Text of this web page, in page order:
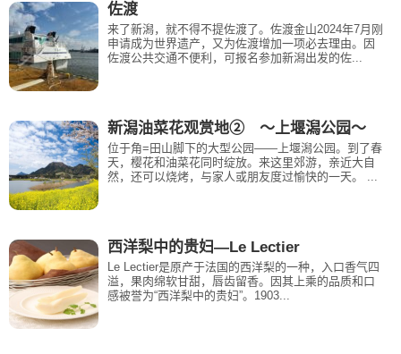
佐渡
来了新潟，就不得不提佐渡了。佐渡金山2024年7月刚
申请成为世界遗产，又为佐渡增加一项必去理由。因
佐渡公共交通不便利，可报名参加新潟出发的佐...
新潟油菜花观赏地② ～上堰潟公园～
位于角=田山脚下的大型公园——上堰潟公园。到了春
天，樱花和油菜花同时绽放。来这里郊游，亲近大自
然，还可以烧烤，与家人或朋友度过愉快的一天。 ...
西洋梨中的贵妇—Le Lectier
Le Lectier是原产于法国的西洋梨的一种，入口香气四
溢，果肉绵软甘甜，唇齿留香。因其上乘的品质和口
感被誉为“西洋梨中的贵妇”。1903...